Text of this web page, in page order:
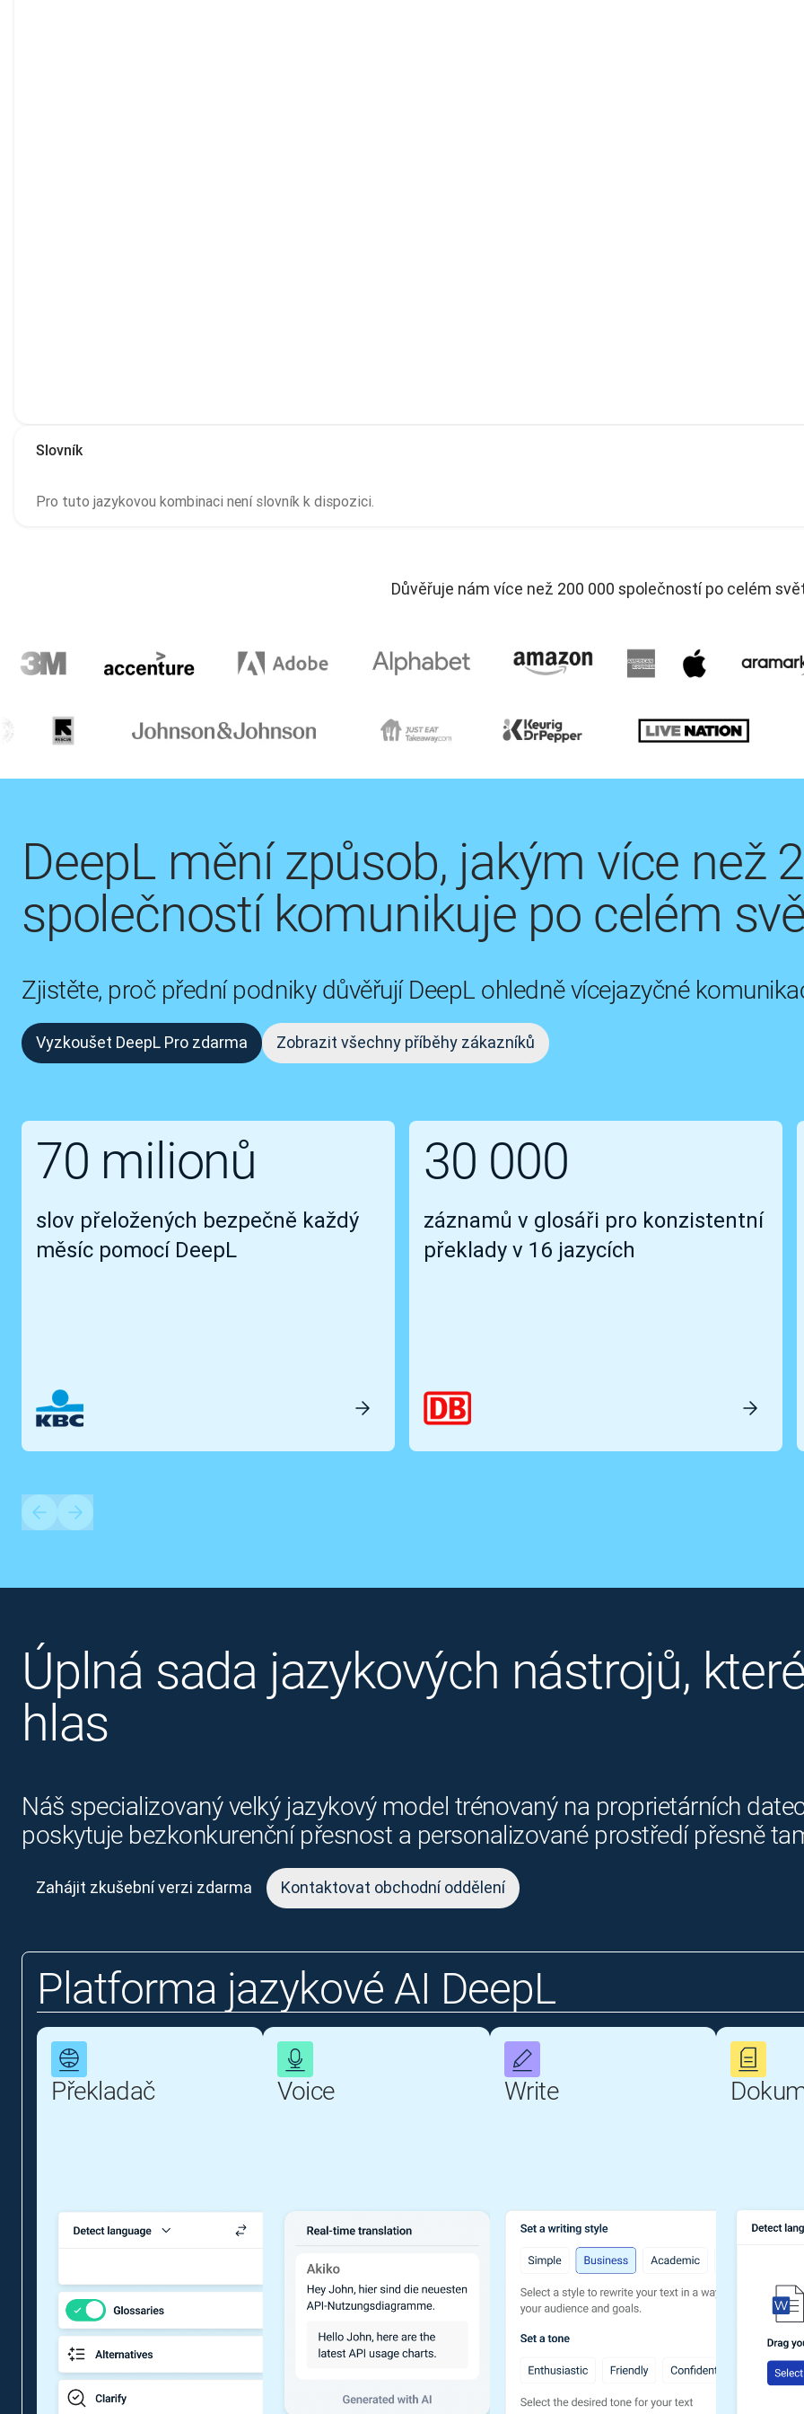
Slovník
Pro tuto jazykovou kombinaci není slovník k dispozici.
Důvěřuje nám více než 200 000 společností po celém
DeepL mění způsob, jakým více než
společností komunikuje po celém
Zjistěte, proč přední podniky důvěřují DeepL ohledně vícejazyčné
Vyzkoušet DeepL Pro zdarma Zobrazit všechny příběhy zákazníků
70 milionů
slov přeložených bezpečně každý
měsíc pomocí DeepL
30 000
záznamů v glosáři pro konzistentní
překlady v 16 jazycích
Úplná sada jazykových nástrojů,
hlas
Náš specializovaný velký jazykový model trénovaný na proprietárních
poskytuje bezkonkurenční přesnost a personalizované prostředí přesně
Zahájit zkušební verzi zdarma Kontaktovat obchodní oddělení
Platforma jazykové AI DeepL
Překladač Voice Write